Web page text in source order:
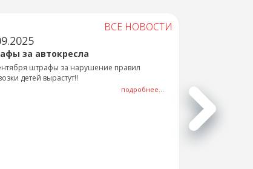
ВСЕ НОВОСТИ
за автокресла
штрафы за нарушение правил
детей вырастут!!
подробнее...